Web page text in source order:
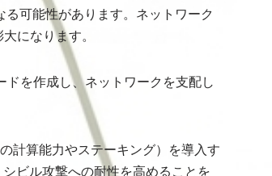
可能性があります。ネットワーク
になります。
を作成し、ネットワークを支配し
計算能力やステーキング）を導入す
ビル攻撃への耐性を高めることを